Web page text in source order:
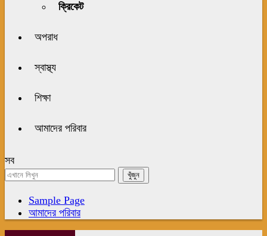
ক্রিকেট
অপরাধ
স্বাস্থ্য
শিক্ষা
আমাদের পরিবার
সব
Sample Page
আমাদের পরিবার